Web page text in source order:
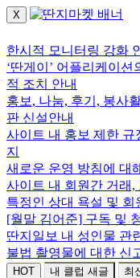
X
한시적 모니터링 강화
‘딴게이’ 어플리케이
적 조치 안내
홍보, 나눔, 후기, 봉사
판 신설안내
사이트 내 홍보 제한 규
지
새로운 운영 방침에 대
사이트 내 회원간 거래,
특정인 상대 욕설 및 회
[월말 김어준] 구독 및
딴지일보 내 성인물 관
불법 촬영물에 대한 신
HOT 내 클럽 새글 최